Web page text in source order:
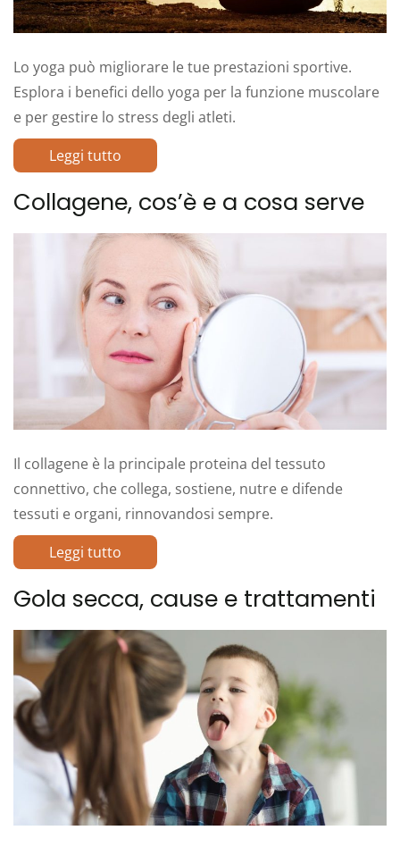
Lo yoga può migliorare le tue prestazioni sportive.
Esplora i benefici dello yoga per la funzione muscolare
e per gestire lo stress degli atleti.
Leggi tutto
Collagene, cos’è e a cosa serve
Il collagene è la principale proteina del tessuto
connettivo, che collega, sostiene, nutre e difende
tessuti e organi, rinnovandosi sempre.
Leggi tutto
Gola secca, cause e trattamenti